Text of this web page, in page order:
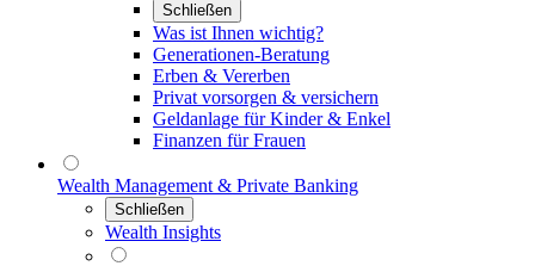
Schließen
Was ist Ihnen wichtig?
Generationen-Beratung
Erben & Vererben
Privat vorsorgen & versichern
Geldanlage für Kinder & Enkel
Finanzen für Frauen
Wealth Management & Private Banking
Schließen
Wealth Insights